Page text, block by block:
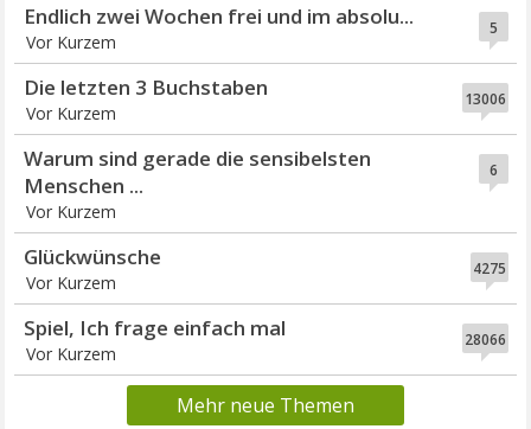
5
Endlich zwei Wochen frei und im absolu...
Vor Kurzem
13006
Die letzten 3 Buchstaben
Vor Kurzem
6
Warum sind gerade die sensibelsten
Menschen ...
Vor Kurzem
4275
Glückwünsche
Vor Kurzem
28066
Spiel, Ich frage einfach mal
Vor Kurzem
Mehr neue Themen